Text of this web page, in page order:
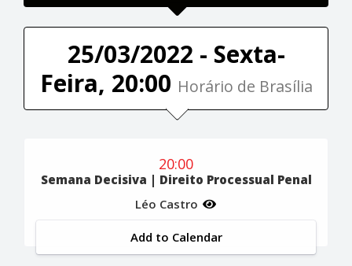
25/03/2022 - Sexta-
Feira, 20:00 Horário de Brasília
20:00
Semana Decisiva | Direito Processual Penal
Léo Castro
Add to Calendar